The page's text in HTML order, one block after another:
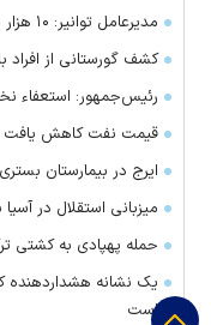
مدیرعامل توانیر: ۱۰ هزار ماینر جمع‌آوری شد
کشف گورستانی از افراد
رئیس‌جمهور: استعفاء
قیمت نفت کاهش یافت
ایرج در بیمارستان
میزبانی استقلال در
حمله پهپادی به کشتی
یک نشانه
است